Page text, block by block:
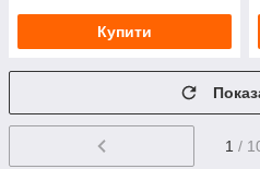
Купити
1 /